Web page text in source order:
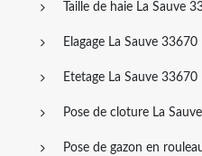
Taille de haie La Sauve
Elagage La Sauve 33670
Etetage La Sauve 33670
Pose de cloture La
Pose de gazon en